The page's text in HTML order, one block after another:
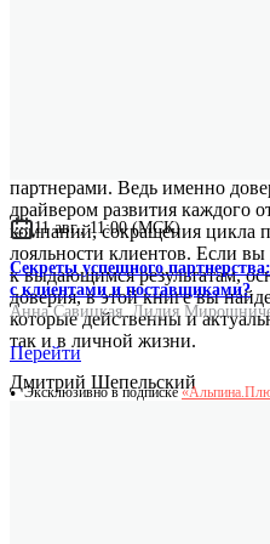
партнерами. Ведь именно
драйвером развития каждого
компаний, сокращения цикла
лояльности клиентов. Если вы
к выдающимся результатам,
доверия, в этой книге вы
которые действенны и
так и в личной жизни.
Дмитрий Шепельский
начальник департамента
11 авг., 11:00 (МСК)
Секреты успешного
с клиентами и поставщиками?
Анна Савицкая,Лидия
Перейти
Эксклюзивно в подписке